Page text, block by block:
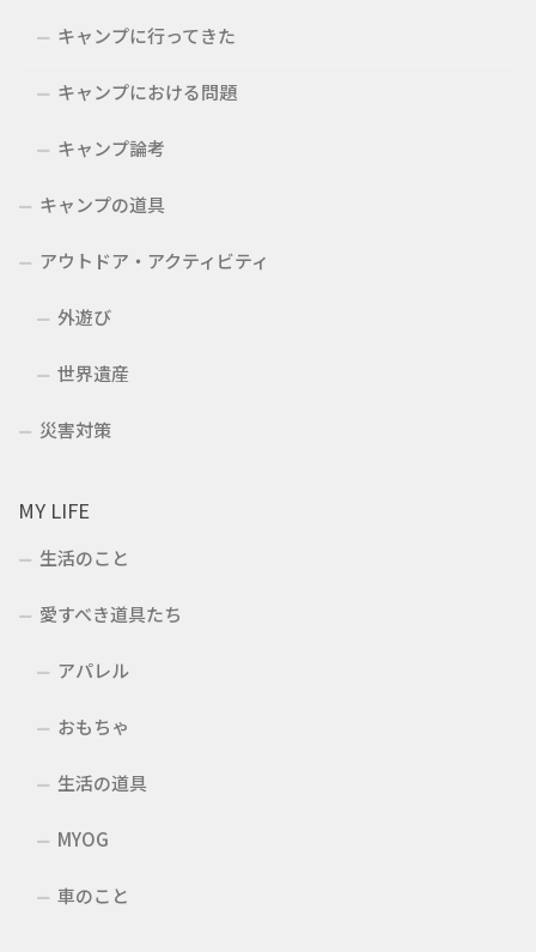
キャンプに行ってきた
キャンプにおける問題
キャンプ論考
キャンプの道具
アウトドア・アクティビティ
外遊び
世界遺産
災害対策
MY LIFE
生活のこと
愛すべき道具たち
アパレル
おもちゃ
生活の道具
MYOG
車のこと